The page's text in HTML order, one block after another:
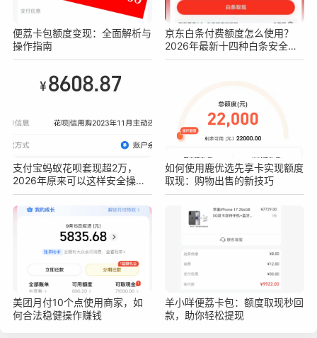
便荔卡包额度变现：全面解析与
操作指南
京东白条付费额度怎么使用？
2026年最新十四种白条安全操
作方法
支付宝蚂蚁花呗套现超2万，
2026年原来可以这样安全操作
不被查！真实亲测方法分享
如何使用鹿优选先享卡实现额度
取现：购物出售的新技巧
美团月付10个点使用商家，如
何合法稳健操作赚钱
羊小咩便荔卡包：额度取现秒回
款，助你轻松提现